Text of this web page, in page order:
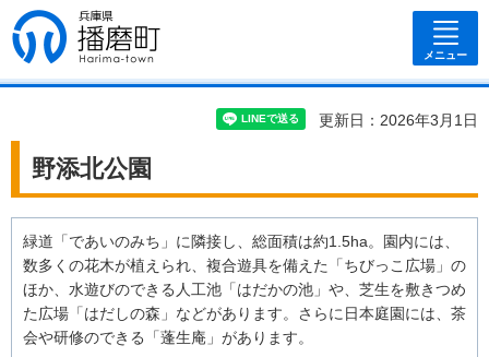
兵庫県 播磨
町
メニュー
更新日：2026年3月1日
野添北公園
緑道「であいのみち」に隣接し、総面積は約1.5ha。園内には、
数多くの花木が植えられ、複合遊具を備えた「ちびっこ広場」の
ほか、水遊びのできる人工池「はだかの池」や、芝生を敷きつめ
た広場「はだしの森」などがあります。さらに日本庭園には、茶
会や研修のできる「蓬生庵」があります。